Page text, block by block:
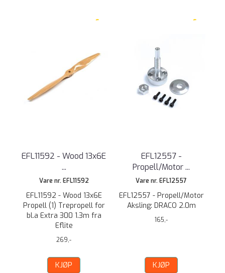
EFL11592 - Wood 13x6E
...
Vare nr. EFL11592
EFL11592 - Wood 13x6E
Propell (1) Trepropell for
bl.a Extra 300 1.3m fra
Eflite
269,-
KJØP
EFL12557 -
Propell/Motor ...
Vare nr. EFL12557
EFL12557 - Propell/Motor
Aksling: DRACO 2.0m
165,-
KJØP